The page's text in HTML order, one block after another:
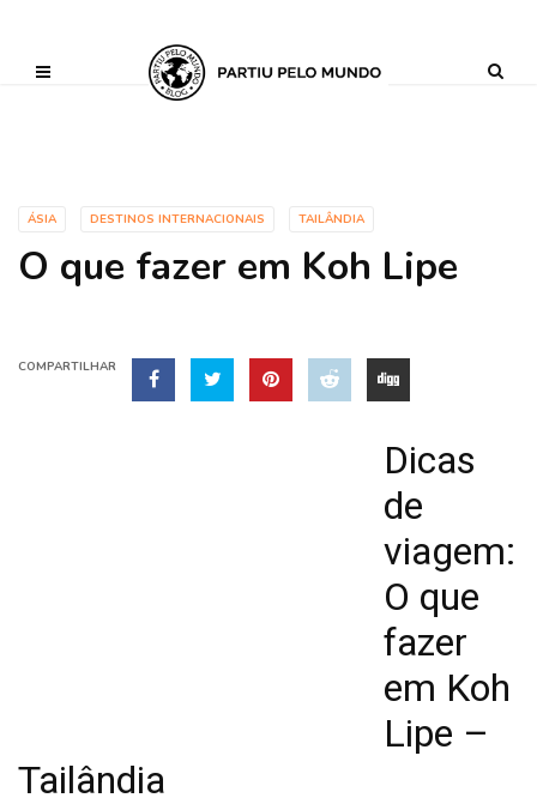
('AI_CONTENT_MARKER_NO_GET_SIDEBAR', true);
ÁSIA DESTINOS INTERNACIONAIS TAILÂNDIA
O que fazer em Koh Lipe
COMPARTILHAR
Dicas
de
viagem:
O que
fazer
em Koh
Lipe –
Tailândia